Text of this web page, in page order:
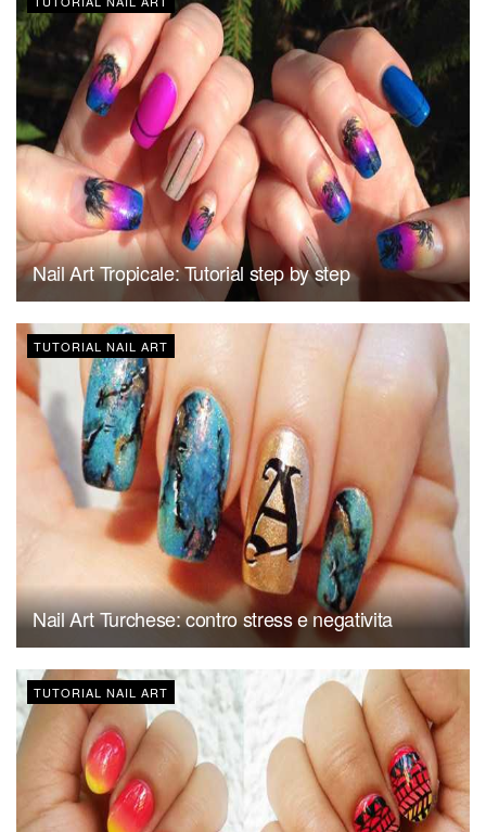
Nail Art Tropicale: Tutorial step by step
TUTORIAL NAIL ART
Nail Art Turchese: contro stress e negativita
TUTORIAL NAIL ART